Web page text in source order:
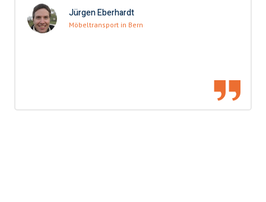
Jürgen Eberhardt
Möbeltransport in Bern